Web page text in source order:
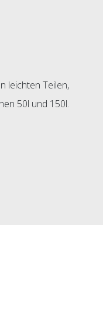
leichten Teilen,
50l und 150l.